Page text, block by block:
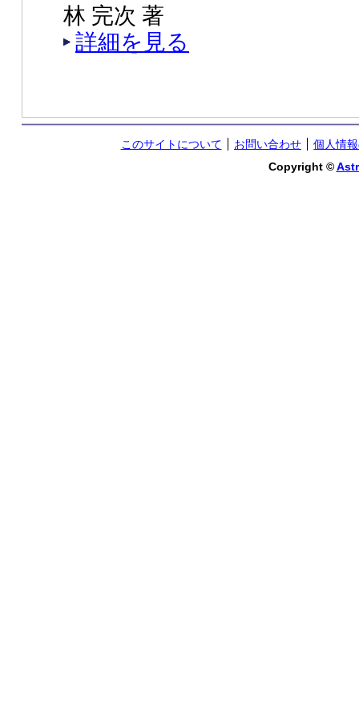
林 完次 著
詳細を見る
このサイトについて お問い合わせ
個人情
Copyright ©